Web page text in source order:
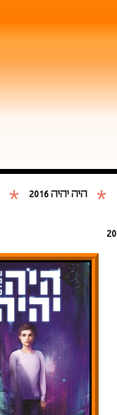
* היה יהיה 2016 *